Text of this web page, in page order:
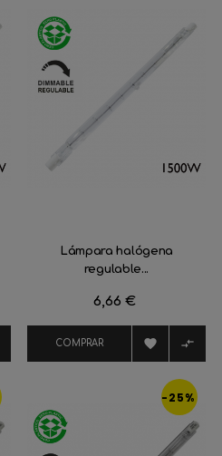
Lámpara halógena
regulable...
Precio
6,66 €
COMPRAR  
-25%